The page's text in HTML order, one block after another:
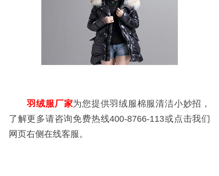
羽绒服厂家为您提供羽绒服棉服清洁小妙招，
了解更多请咨询免费热线400-8766-113或点击我们
网页右侧在线客服。